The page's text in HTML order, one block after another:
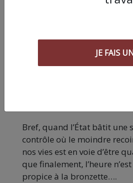
Comme ces fameux
gouvernement presse de
branle au nom de la “raison”
Les plages étant des
Bref, quand l’État bâtit une
contrôle où le moindre
nos vies est en voie d’être
que finalement, l’heure
propice à la bronzette….
JE FAIS